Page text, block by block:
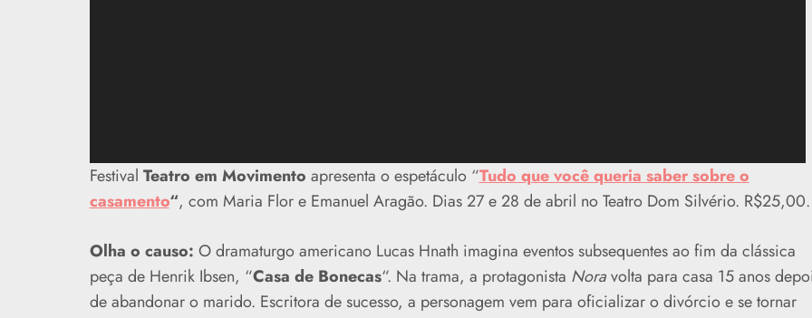
Festival Teatro em Movimento apresenta o espetáculo “Tudo que você queria saber sobre o
casamento“, com Maria Flor e Emanuel Aragão. Dias 27 e 28 de abril no Teatro Dom Silvério. R$25,00.
Olha o causo: O dramaturgo americano Lucas Hnath imagina eventos subsequentes ao fim da clássica
peça de Henrik Ibsen, “Casa de Bonecas“. Na trama, a protagonista Noravolta para casa 15 anos
de abandonar o marido. Escritora de sucesso, a personagem vem para oficializar o divórcio e se tornar